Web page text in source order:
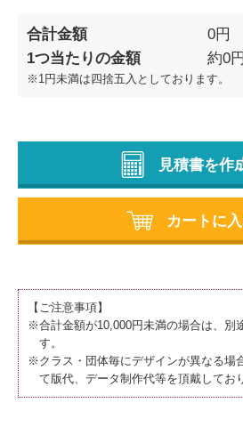
合計金額 0円
1つ当たりの金額
約0円
※1円未満は四捨五入としております。
見積書を作
カートに
【ご注意事項】
※合計金額が10,000円未満の場合は、別
す。
※クラス・団体毎にデザインが異なる場
て版代、データ制作代等を頂戴してお